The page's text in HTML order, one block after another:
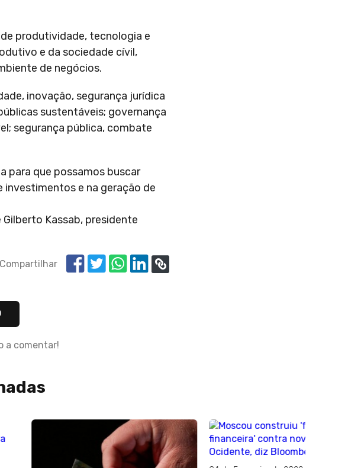
produtividade, tecnologia e
e da sociedade cívil,
de negócios.
inovação, segurança jurídica
sustentáveis; governança
segurança pública, combate
para que possamos buscar
e na geração de
Kassab, presidente
Compartilhar
a comentar!